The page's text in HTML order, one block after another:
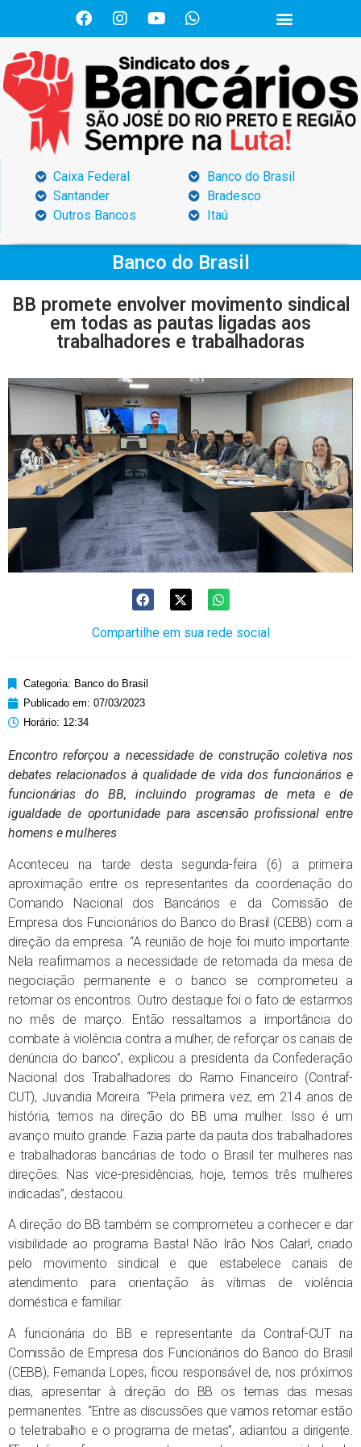
Caixa Federal
Santander
Outros Bancos
Banco do Brasil
Bradesco
Itaú
Banco do Brasil
BB promete envolver movimento sindical
em todas as pautas ligadas aos
trabalhadores e trabalhadoras
Compartilhe em sua rede social
Categoria: Banco do Brasil
Publicado em: 07/03/2023
Horário: 12:34
Encontro reforçou a necessidade de construção coletiva nos
debates relacionados à qualidade de vida dos funcionários e
funcionárias do BB, incluindo programas de meta e de
igualdade de oportunidade para ascensão profissional entre
homens e mulheres
Aconteceu na tarde desta segunda-feira (6) a primeira
aproximação entre os representantes da coordenação do
Comando Nacional dos Bancários e da Comissão de
Empresa dos Funcionários do Banco do Brasil (CEBB) com a
direção da empresa. “A reunião de hoje foi muito importante.
Nela reafirmamos a necessidade de retomada da mesa de
negociação permanente e o banco se comprometeu a
retomar os encontros. Outro destaque foi o fato de estarmos
no mês de março. Então ressaltamos a importância do
combate à violência contra a mulher, de reforçar os canais de
denúncia do banco”, explicou a presidenta da Confederação
Nacional dos Trabalhadores do Ramo Financeiro (Contraf-
CUT), Juvandia Moreira. “Pela primeira vez, em 214 anos de
história, temos na direção do BB uma mulher. Isso é um
avanço muito grande. Fazia parte da pauta dos trabalhadores
e trabalhadoras bancárias de todo o Brasil ter mulheres nas
direções. Nas vice-presidências, hoje, temos três mulheres
indicadas”, destacou.
A direção do BB também se comprometeu a conhecer e dar
visibilidade ao programa Basta! Não Irão Nos Calar!, criado
pelo movimento sindical e que estabelece canais de
atendimento para orientação às vítimas de violência
doméstica e familiar.
A funcionária do BB e representante da Contraf-CUT na
Comissão de Empresa dos Funcionários do Banco do Brasil
(CEBB), Fernanda Lopes, ficou responsável de, nos próximos
dias, apresentar à direção do BB os temas das mesas
permanentes. “Entre as discussões que vamos retomar estão
o teletrabalho e o programa de metas”, adiantou a dirigente.